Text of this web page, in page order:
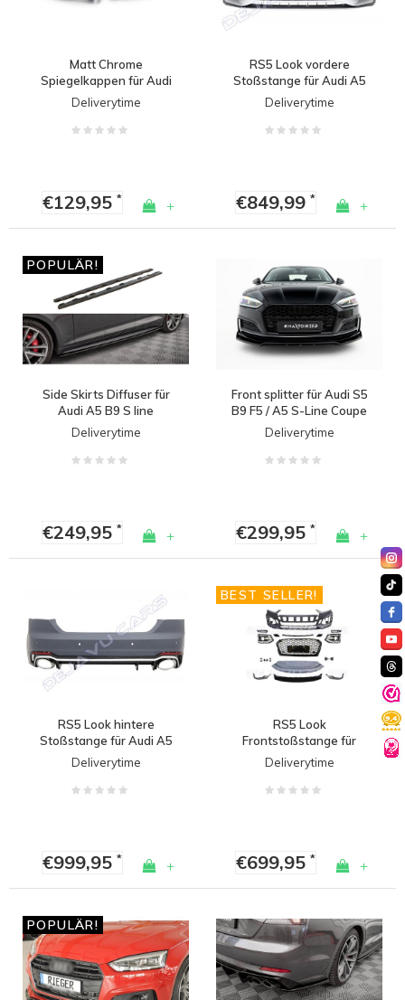
Matt Chrome
Spiegelkappen für Audi
A4 B9 8W, S4, S line &
A5 B9 F5, S5, S line
Deliverytime
€129,95* +
RS5 Look vordere
Stoßstange für Audi A5
B9 F5
Deliverytime
€849,99* +
POPULÄR!
Side Skirts Diffuser für
Audi A5 B9 S line
Sportback / S5 B9
Sportback
Deliverytime
€249,95* +
Front splitter für Audi S5
B9 F5 / A5 S-Line Coupe
/ Sportback
Deliverytime
€299,95* +
RS5 Look hintere
Stoßstange für Audi A5
B9 F5
Deliverytime
€999,95* +
BEST SELLER!
RS5 Look
Frontstoßstange für
Audi A5 B9 F5 / S line /
S5
Deliverytime
€699,95* +
POPULÄR!